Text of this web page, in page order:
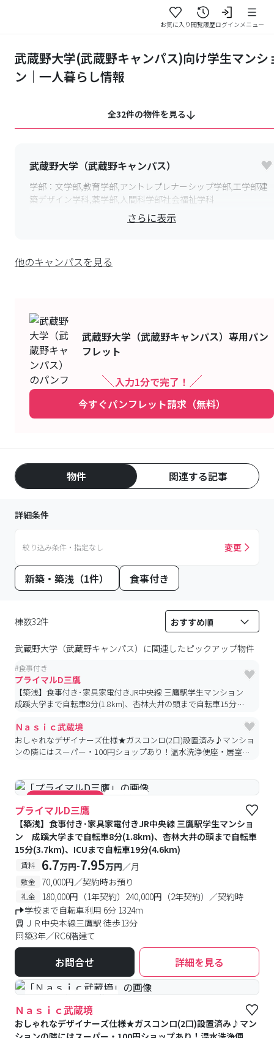
お気に入り閲覧履歴ログインメニュー
武蔵野大学(武蔵野キャンパス)向け学生マンシ
ン｜一人暮らし情報
全32件の物件を見る
武蔵野大学（武蔵野キャンパス）
学部： 文学部,教育学部,アントレプレナーシップ学部,工学部建
築デザイン学科,薬学部,人間科学部社会福祉学科
東京都西東京市新町１丁目
さらに表示
他のキャンパスを見る
武蔵野大学（武蔵野キャンパス） 専用パン
フレット
入力1分で完了！
今すぐパンフレット請求（無料）
物件 関連する記事
詳細条件
絞り込み条件・指定なし 変更
新築・築浅（1件） 食事付き
棟数32件
武蔵野大学（武蔵野キャンパス） に関連したピックアップ物件
#食事付き
プライマルD三鷹
【築浅】食事付き･家具家電付きJR中央線 三鷹駅学生マンション
成蹊大学まで自転車8分(1.8km)、杏林大井の頭まで自転車15分
Ｎａｓｉｃ武蔵境
おしゃれなデザイナーズ仕様★ガスコンロ(2口)設置済み♪マンショ
ンの隣にはスーパー・100円ショップあり！温水洗浄便座・居室照
#キャンペーン実施中 #食事付き
プライマルD三鷹
【築浅】食事付き･家具家電付きJR中央線 三鷹駅学生マンショ
ン 成蹊大学まで自転車8分(1.8km)、杏林大井の頭まで自転車
15分(3.7km)、ICUまで自転車19分(4.6km)
賃料 6.7万円-7.95万円／月
敷金 70,000円／契約時お預り
礼金
180,000円（1年契約）240,000円（2年契約）／契約時
学校まで自転車利用 6分 1324m
ＪＲ中央本線三鷹駅 徒歩13分
築3年／RC6階建て
お問合せ 詳細を見る
#予約受付中 #空室待ち
Ｎａｓｉｃ武蔵境
おしゃれなデザイナーズ仕様★ガスコンロ(2口)設置済み♪マン